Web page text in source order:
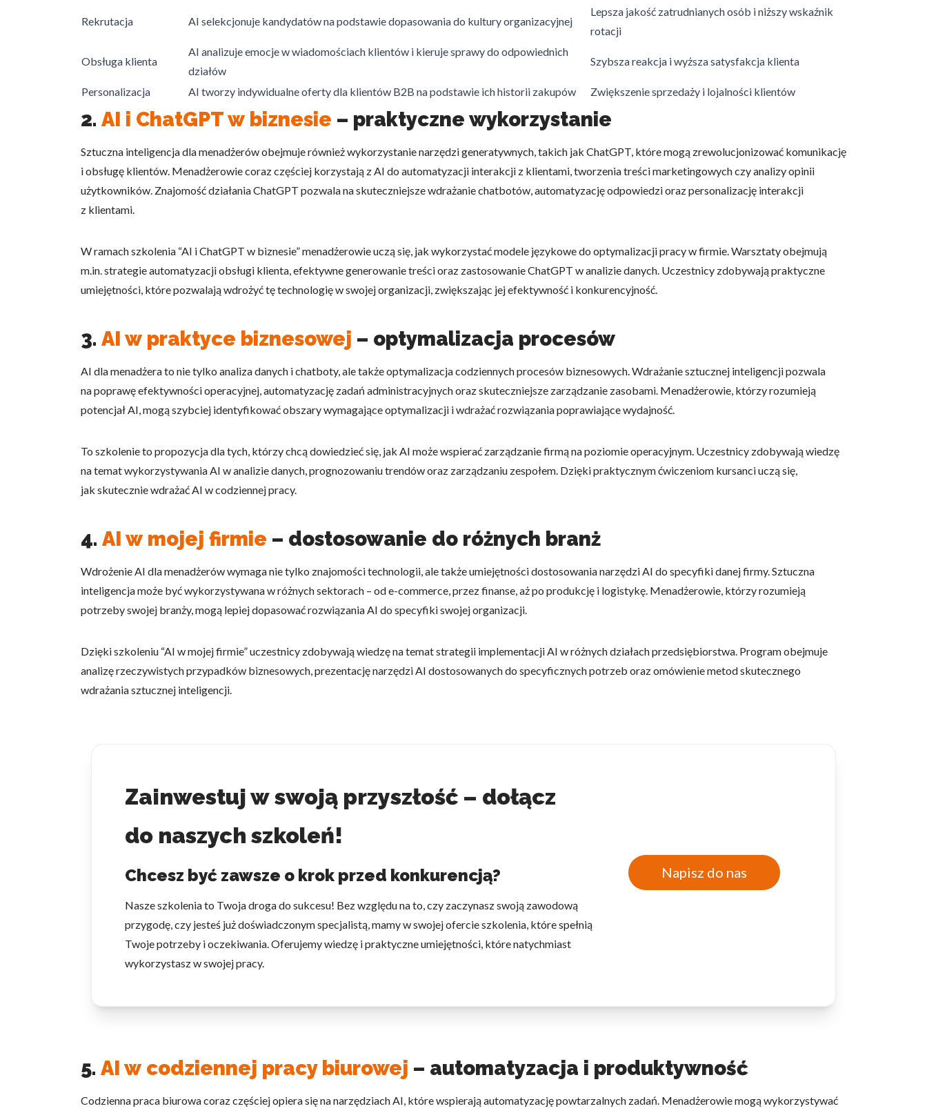
Rekrutacja AI selekcjonuje kandydatów na podstawie dopasowania do kultury organizacyjnej
Lepsza jakość zatrudnianych osób i niższy wskaźnik
rotacji
Obsługa klienta
AI analizuje emocje w wiadomościach klientów i kieruje sprawy do odpowiednich
działów
Szybsza reakcja i wyższa satysfakcja klienta
Personalizacja AI tworzy indywidualne oferty dla klientów B2B na podstawie ich historii zakupów Zwiększenie sprzedaży i lojalności klientów
2. AI i ChatGPT w biznesie – praktyczne wykorzystanie
Sztuczna inteligencja dla menadżerów obejmuje również wykorzystanie narzędzi generatywnych, takich jak ChatGPT, które mogą zrewolucjonizować komunikację
i obsługę klientów. Menadżerowie coraz częściej korzystają z AI do automatyzacji interakcji z klientami, tworzenia treści marketingowych czy analizy opinii
użytkowników. Znajomość działania ChatGPT pozwala na skuteczniejsze wdrażanie chatbotów, automatyzację odpowiedzi oraz personalizację interakcji
z klientami.
W ramach szkolenia “AI i ChatGPT w biznesie” menadżerowie uczą się, jak wykorzystać modele językowe do optymalizacji pracy w firmie. Warsztaty obejmują
m.in. strategie automatyzacji obsługi klienta, efektywne generowanie treści oraz zastosowanie ChatGPT w analizie danych. Uczestnicy zdobywają praktyczne
umiejętności, które pozwalają wdrożyć tę technologię w swojej organizacji, zwiększając jej efektywność i konkurencyjność.
3. AI w praktyce biznesowej – optymalizacja procesów
AI dla menadżera to nie tylko analiza danych i chatboty, ale także optymalizacja codziennych procesów biznesowych. Wdrażanie sztucznej inteligencji pozwala
na poprawę efektywności operacyjnej, automatyzację zadań administracyjnych oraz skuteczniejsze zarządzanie zasobami. Menadżerowie, którzy rozumieją
potencjał AI, mogą szybciej identyfikować obszary wymagające optymalizacji i wdrażać rozwiązania poprawiające wydajność.
To szkolenie to propozycja dla tych, którzy chcą dowiedzieć się, jak AI może wspierać zarządzanie firmą na poziomie operacyjnym. Uczestnicy zdobywają wiedzę
na temat wykorzystywania AI w analizie danych, prognozowaniu trendów oraz zarządzaniu zespołem. Dzięki praktycznym ćwiczeniom kursanci uczą się,
jak skutecznie wdrażać AI w codziennej pracy.
4. AI w mojej firmie – dostosowanie do różnych branż
Wdrożenie AI dla menadżerów wymaga nie tylko znajomości technologii, ale także umiejętności dostosowania narzędzi AI do specyfiki danej firmy. Sztuczna
inteligencja może być wykorzystywana w różnych sektorach – od e-commerce, przez finanse, aż po produkcję i logistykę. Menadżerowie, którzy rozumieją
potrzeby swojej branży, mogą lepiej dopasować rozwiązania AI do specyfiki swojej organizacji.
Dzięki szkoleniu “AI w mojej firmie” uczestnicy zdobywają wiedzę na temat strategii implementacji AI w różnych działach przedsiębiorstwa. Program obejmuje
analizę rzeczywistych przypadków biznesowych, prezentację narzędzi AI dostosowanych do specyficznych potrzeb oraz omówienie metod skutecznego
wdrażania sztucznej inteligencji.
Zainwestuj w swoją przyszłość – dołącz
do naszych szkoleń!
Chcesz być zawsze o krok przed konkurencją?
Nasze szkolenia to Twoja droga do sukcesu! Bez względu na to, czy zaczynasz swoją zawodową
przygodę, czy jesteś już doświadczonym specjalistą, mamy w swojej ofercie szkolenia, które spełnią
Twoje potrzeby i oczekiwania. Oferujemy wiedzę i praktyczne umiejętności, które natychmiast
wykorzystasz w swojej pracy.
Napisz do nas
5. AI w codziennej pracy biurowej – automatyzacja i produktywność
Codzienna praca biurowa coraz częściej opiera się na narzędziach AI, które wspierają automatyzację powtarzalnych zadań. Menadżerowie mogą wykorzystywać
Niezbędne
Niezbędne pliki cookie mają kluczowe znaczenie dla podstawowych funkcji witryny i witryna nie będzie działać w zamierzony
Preferencje
Pliki cookie dotyczące preferencji umożliwiają stronie zapamiętanie informacji, które zmieniają wygląd lub funkcjonowanie strony,
Marketing
reklamodawców strony trzeciej.
Nieklasyfikowane
Nieklasyfikowane pliki cookie, to pliki, które są w procesie klasyfikowania, wraz z dostawcami poszczególnych ciasteczek.